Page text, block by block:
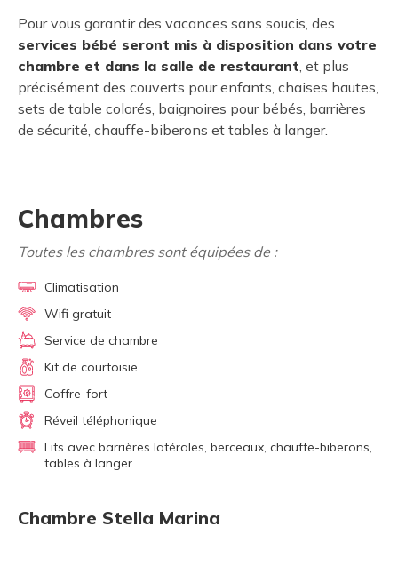
Pour vous garantir des vacances sans soucis, des
services bébé seront mis à disposition dans votre
chambre et dans la salle de restaurant, et plus
précisément des couverts pour enfants, chaises hautes,
sets de table colorés, baignoires pour bébés, barrières
de sécurité, chauffe-biberons et tables à langer.
Chambres
Toutes les chambres sont équipées de :
Climatisation
Wifi gratuit
Service de chambre
Kit de courtoisie
Coffre-fort
Réveil téléphonique
Lits avec barrières latérales, berceaux, chauffe-biberons,
tables à langer
Chambre Stella Marina